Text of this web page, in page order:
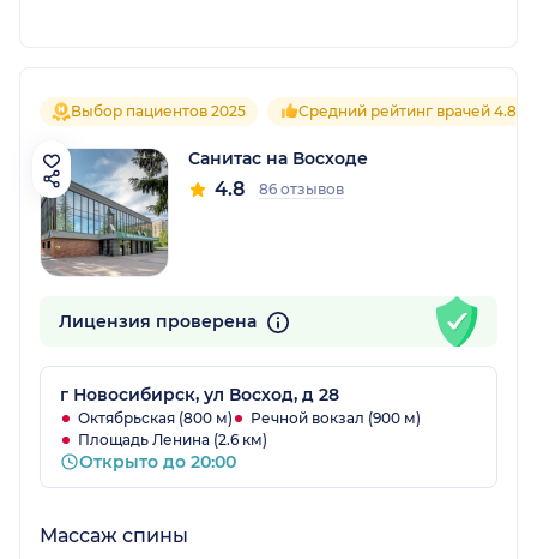
Выбор пациентов 2025 Средний рейтинг врачей 4.8
Санитас на Восходе
4.8 86 отзывов
Лицензия проверена
г Новосибирск, ул Восход, д 28
Октябрьская (800 м)
Речной вокзал (900 м)
Площадь Ленина (2.6 км)
Открыто до 20:00
Массаж спины